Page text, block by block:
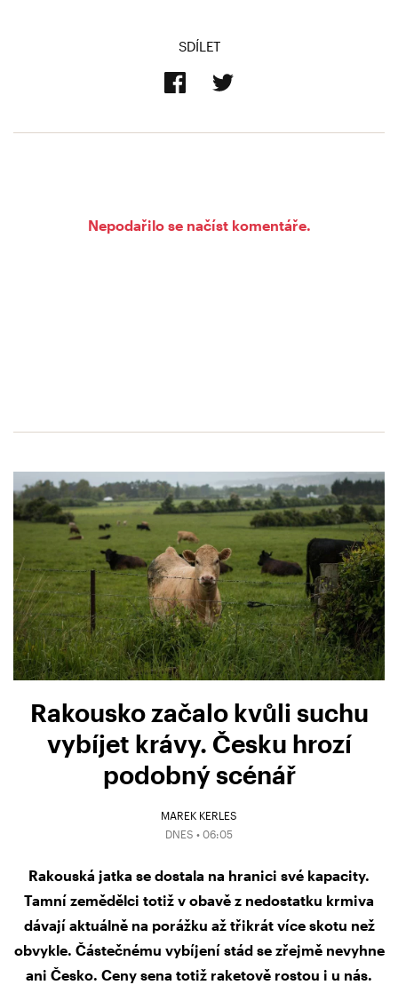
SDÍLET
Nepodařilo se načíst komentáře.
Rakousko začalo kvůli suchu
vybíjet krávy. Česku hrozí
podobný scénář
MAREK KERLES
DNES • 06:05
Rakouská jatka se dostala na hranici své kapacity.
Tamní zemědělci totiž v obavě z nedostatku krmiva
dávají aktuálně na porážku až třikrát více skotu než
obvykle. Částečnému vybíjení stád se zřejmě nevyhne
ani Česko. Ceny sena totiž raketově rostou i u nás.